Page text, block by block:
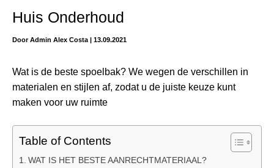
Huis Onderhoud
DoorAdmin Alex Costa | 13.09.2021
Wat is de beste spoelbak? We wegen de verschillen in
materialen en stijlen af, zodat u de juiste keuze kunt
maken voor uw ruimte
Table of Contents
WAT IS HET BESTE AANRECHTMATERIAAL?